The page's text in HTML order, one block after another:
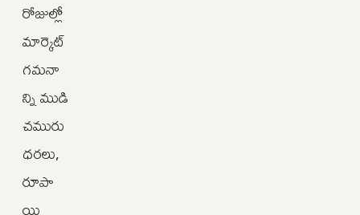
రోజుల్లో
మార్కెట్
గమనా
న్ని ముడి
చమురు
ధరలు,
రూపా
యి